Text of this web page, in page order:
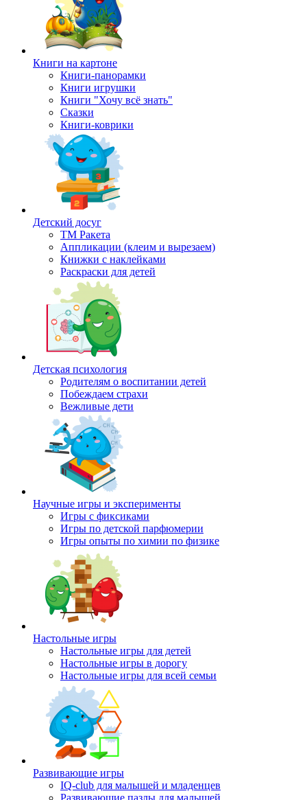
Книги на картоне
Книги-панорамки
Книги игрушки
Книги "Хочу всё знать"
Сказки
Книги-коврики
Детский досуг
ТМ Ракета
Аппликации (клеим и вырезаем)
Книжки с наклейками
Раскраски для детей
Детская психология
Родителям о воспитании детей
Побеждаем страхи
Вежливые дети
Научные игры и эксперименты
Игры с фиксиками
Игры по детской парфюмерии
Игры опыты по химии по физике
Настольные игры
Настольные игры для детей
Настольные игры в дорогу
Настольные игры для всей семьи
Развивающие игры
IQ-club для малышей и младенцев
Развивающие пазлы для малышей